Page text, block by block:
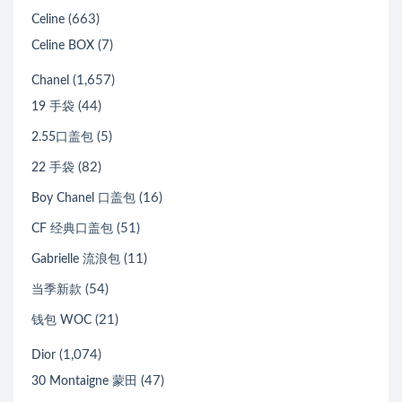
Celine (663)
Celine BOX (7)
Chanel (1,657)
19 手袋 (44)
2.55口盖包 (5)
22 手袋 (82)
Boy Chanel 口盖包 (16)
CF 经典口盖包 (51)
Gabrielle 流浪包 (11)
当季新款 (54)
钱包 WOC (21)
Dior (1,074)
30 Montaigne 蒙田 (47)